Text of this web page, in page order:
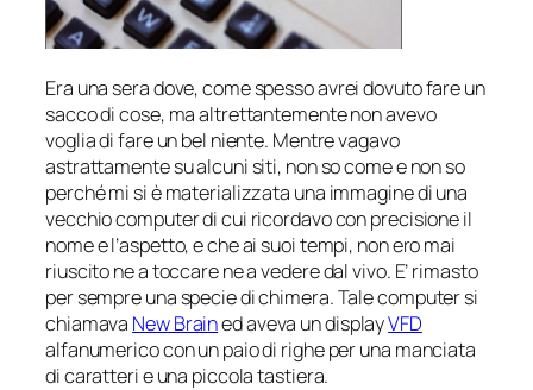
Era una sera dove, come spesso avrei dovuto fare un
sacco di cose, ma altrettantemente non avevo
voglia di fare un bel niente. Mentre vagavo
astrattamente su alcuni siti, non so come e non so
perché mi si è materializzata una immagine di una
vecchio computer di cui ricordavo con precisione il
nome e l’aspetto, e che ai suoi tempi, non ero mai
riuscito ne a toccare ne a vedere dal vivo. E’ rimasto
per sempre una specie di chimera. Tale computer si
chiamava New Brained aveva un displayVFD
alfanumerico con un paio di righe per una manciata
di caratteri e una piccola tastiera.